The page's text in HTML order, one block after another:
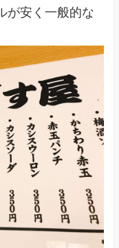
が安く一般的な